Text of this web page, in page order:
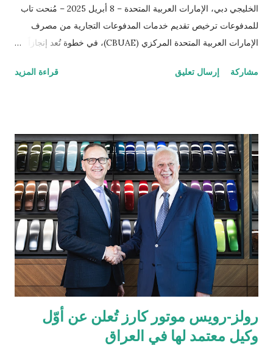
الخليجي دبي، الإمارات العربية المتحدة – 8 أبريل 2025 – مُنحت تاب
للمدفوعات ترخيص تقديم خدمات المدفوعات التجارية من مصرف
الإمارات العربية المتحدة المركزي (CBUAE)، في خطوة تُعد إنجازاً
تاب للمدفوعات جميع الموافقات التنظيمية والتراخيص المطلوبة في
كلٍّ من السعودية، الكويت، قطر، البحرين، عُمان، والإمارات، تواصل
تاب للمدفوعات ترسيخ مكانتها كأحد أكثر مزوّدي خدمات الدفع ترخيصاً
والتزاماً بالامتثال التنظيمي ضمن الشركات العاملة في دول الخليج. كما
يؤكّد هذا الإنجاز دور تاب للمدفوعات في توحيد وتبسيط عمليات الدفع
الرقمي على مستوى منطقة الشرق الأوسط وشمال إفريقيا، انسجاماً
مع رؤيتها الهادفة إلى تطوير منظومة المدفوعات في المنطقة. يشهد
قطاع المدفوعات الرقمية في دولة الإمارات نمواً متسارعاً، إذ من ...
مشاركة إرسال تعليق قراءة المزيد
رولز-رويس موتور كارز تُعلن عن أوّل
وكيل معتمد لها في العراق